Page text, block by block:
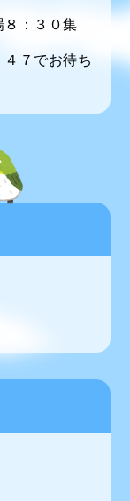
８：３０集
７でお待ち